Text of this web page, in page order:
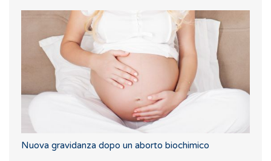
Nuova gravidanza dopo un aborto biochimico